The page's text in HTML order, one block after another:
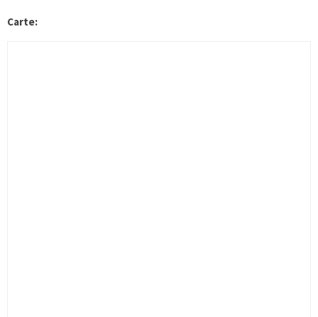
Carte: